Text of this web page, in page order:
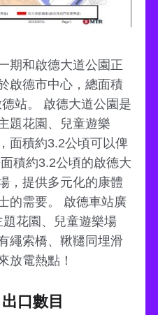
期和啟德大道公園正
啟德市中心，總面積
站。 啟德大道公園是
題花園、兒童遊樂
面積約3.2公頃可以俾
積約3.2公頃的啟德大
，提供多元化的康體
的需要。 啟德車站廣
花園、兒童遊樂場
繩索橋、鞦韆同埋滑
放電熱點！
口數目